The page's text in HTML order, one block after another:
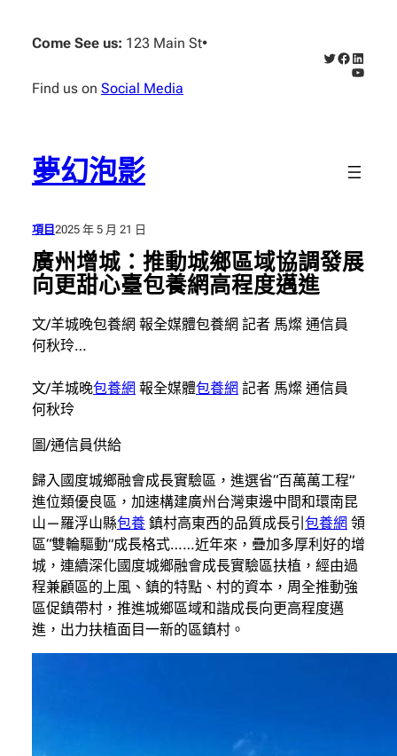
Come See us: 123 Main St•
Find us on Social Media
X Facebook
夢幻泡影
項目 2025 年 5 月 21 日
廣州增城：推動城鄉區域協調發展
向更甜心臺包養網高程度邁進
文/羊城晚包養網 報全媒體包養網 記者 馬燦 通信員
何秋玲…
文/羊城晚包養網 報全媒體包養網 記者 馬燦 通信員
何秋玲
圖/通信員供給
歸入國度城鄉融會成長實驗區，進選省“百萬萬工程”
進位類優良區，加速構建廣州台灣東邊中間和環南昆
山—羅浮山縣包養 鎮村高東西的品質成長引 包養網 領
區“雙輪驅動”成長格式……近年來，疊加多厚利好的增
城，連續深化國度城鄉融會成長實驗區扶植，經由過
程兼顧區的上風、鎮的特點、村的資本，周全推動強
區促鎮帶村，推進城鄉區域和諧成長向更高程度邁
進，出力扶植面目一新的區鎮村。